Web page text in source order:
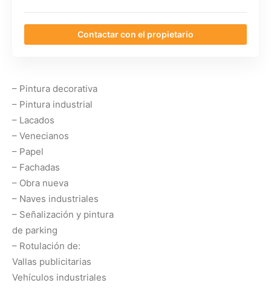
Contactar con el propietario
– Pintura decorativa
– Pintura industrial
– Lacados
– Venecianos
– Papel
– Fachadas
– Obra nueva
– Naves industriales
– Señalización y pintura
de parking
– Rotulación de:
Vallas publicitarias
Vehículos industriales